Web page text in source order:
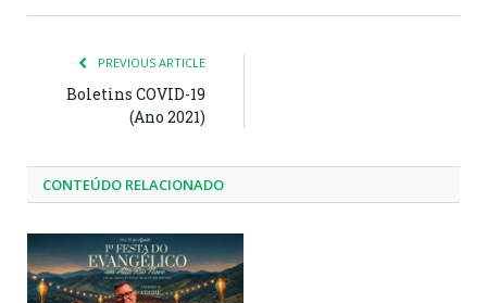
PREVIOUS ARTICLE
Boletins COVID-19
(Ano 2021)
CONTEÚDO RELACIONADO